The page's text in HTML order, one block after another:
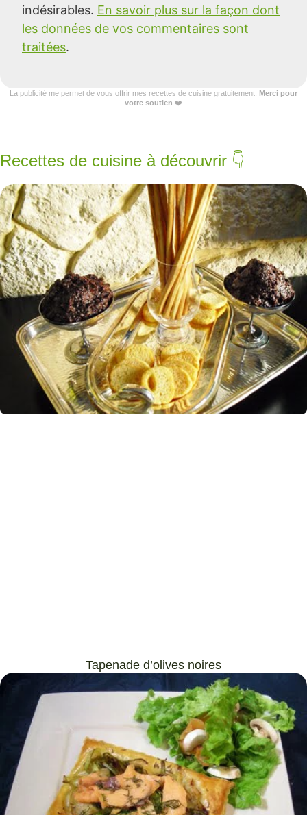
indésirables. En savoir plus sur la façon dont
les données de vos commentaires sont
traitées.
La publicité me permet de vous offrir mes recettes de cuisine gratuitement. Merci pour
votre soutien ❤️
Recettes de cuisine à découvrir 👇
Tapenade d’olives noires